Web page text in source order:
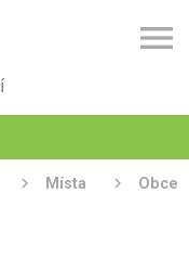

Místa
Obce